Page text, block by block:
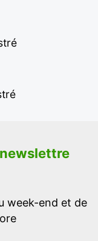
newslettre
week-end et de